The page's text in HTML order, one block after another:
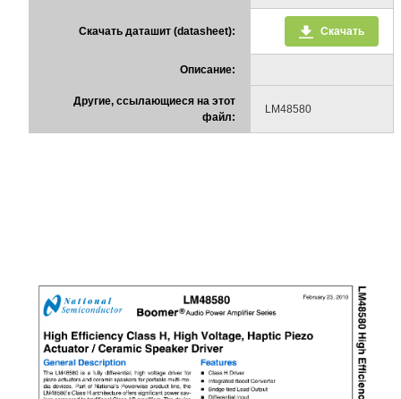
Скачать даташит (datasheet): Скачать
Описание:
Другие, ссылающиеся на этот
файл:
LM48580